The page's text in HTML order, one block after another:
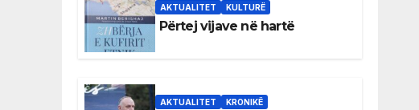
AKTUALITET KULTURË
Përtej vijave në hartë
AKTUALITET KRONIKË